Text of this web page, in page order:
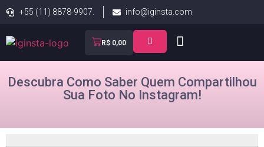
+55 (11) 8878-9907. info@iginsta.com
R$ 0,00
Descubra Como Saber Quem Compartilhou
Sua Foto No Instagram!